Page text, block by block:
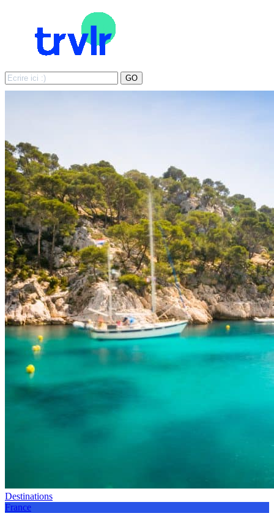
Search
for:
GO
Destinations
France